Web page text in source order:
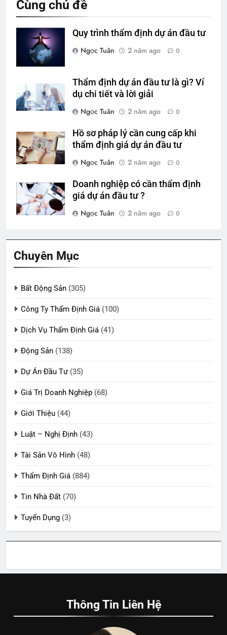
Cùng chủ đề
Quy trình thẩm định dự án đầu tư
Ngọc Tuân
2 năm ago 0
Thẩm định dự án đầu tư là gì? Ví
dụ chi tiết và lời giải
Ngọc Tuân
2 năm ago 0
Hồ sơ pháp lý cần cung cấp khi
thẩm định giá dự án đầu tư
Ngọc Tuân
2 năm ago 0
Doanh nghiệp có cần thẩm định
giá dự án đầu tư ?
Ngọc Tuân
2 năm ago 0
Chuyên Mục
Bất Động Sản (305)
Công Ty Thẩm Định Giá (100)
Dịch Vụ Thẩm Định Giá (41)
Động Sản (138)
Dự Án Đầu Tư(35)
Giá Trị Doanh Nghiệp (68)
Giới Thiệu (44)
Luật – Nghị Định (43)
Tài Sản Vô Hình (48)
Thẩm Định Giá (884)
Tin Nhà Đất (70)
Tuyển Dụng (3)
Thông Tin Liên Hệ